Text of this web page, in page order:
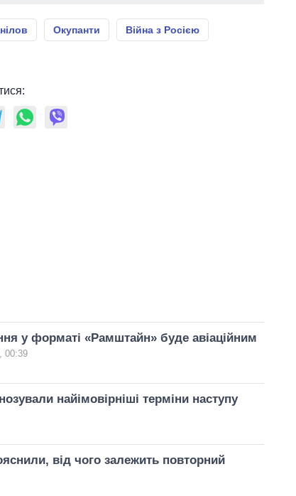
Окупанти Війна з Росією
у форматі «Рамштайн» буде авіаційним
00:39
найімовірніші терміни наступу
від чого залежить повторний